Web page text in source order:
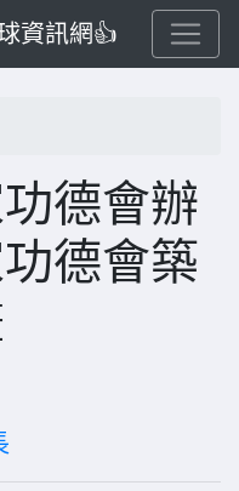
資訊網👍
德會辦
德會築